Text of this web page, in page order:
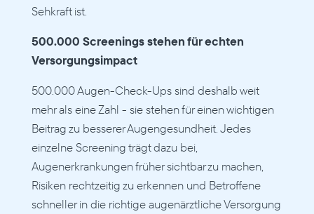
Sehkraft ist.
500.000 Screenings stehen für echten
Versorgungsimpact
500.000 Augen-Check-Ups sind deshalb weit
mehr als eine Zahl - sie stehen für einen wichtigen
Beitrag zu besserer Augengesundheit. Jedes
einzelne Screening trägt dazu bei,
Augenerkrankungen früher sichtbar zu machen,
Risiken rechtzeitig zu erkennen und Betroffene
schneller in die richtige augenärztliche Versorgung